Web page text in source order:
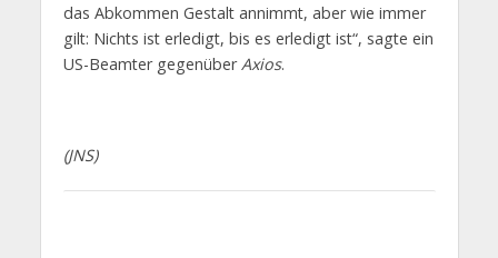
das Abkommen Gestalt annimmt, aber wie immer
gilt: Nichts ist erledigt, bis es erledigt ist“, sagte ein
US-Beamter gegenüberAxios.
(JNS)